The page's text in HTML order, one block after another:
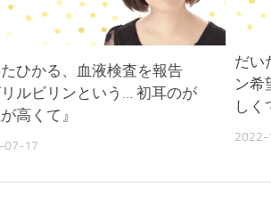
ひかる、血液検査を報告
リルビリンという… 初耳のが
高くて』
07-17
だい
ン希
しく
2022-